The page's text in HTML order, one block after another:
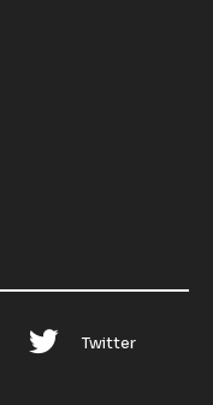
Twitter